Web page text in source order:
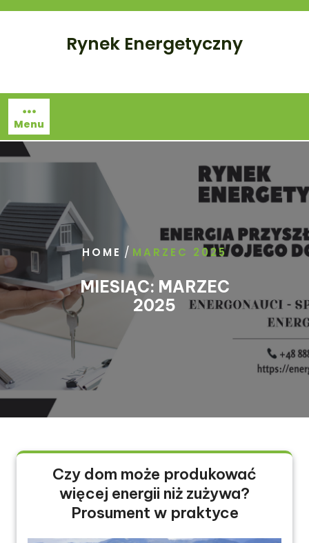
Skip
Rynek Energetyczny
Menu
HOME / MARZEC 2025
MIESIĄC: MARZEC
2025
Czy dom może produkować
więcej energii niż zużywa?
Prosument w praktyce